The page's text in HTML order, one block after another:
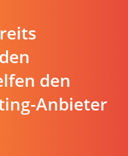
den
Anbieter